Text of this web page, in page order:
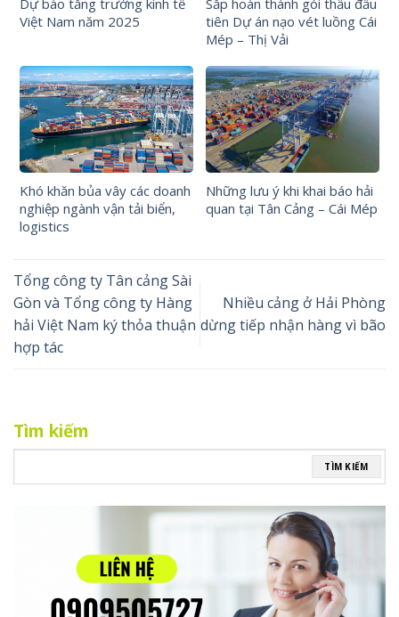
Dự báo tăng trưởng kinh tế
Việt Nam năm 2025
Sắp hoàn thành gói thầu đầu
tiên Dự án nạo vét luồng Cái
Mép – Thị Vải
Khó khăn bủa vây các doanh
nghiệp ngành vận tải biển,
logistics
Những lưu ý khi khai báo hải
quan tại Tân Cảng – Cái Mép
Tổng công ty Tân cảng Sài
Gòn và Tổng công ty Hàng
hải Việt Nam ký thỏa thuận
hợp tác
Nhiều cảng ở Hải Phòng
dừng tiếp nhận hàng vì bão
Tìm kiếm
TÌM KIẾM